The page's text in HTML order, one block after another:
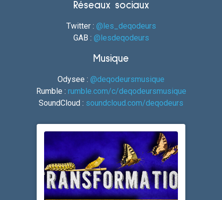
Réseaux sociaux
Twitter : @les_deqodeurs
GAB : @lesdeqodeurs
Musique
Odysee : @deqodeursmusique
Rumble : rumble.com/c/deqodeursmusique
SoundCloud : soundcloud.com/deqodeurs